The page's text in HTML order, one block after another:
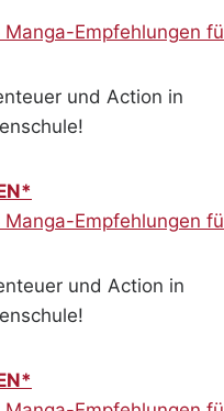
und Action in
und Action in